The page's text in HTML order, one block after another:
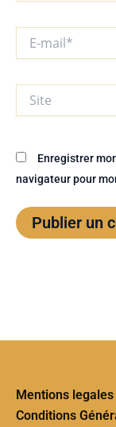
mail*
Enregistrer
navigateur pour
Mentions legales
Conditions